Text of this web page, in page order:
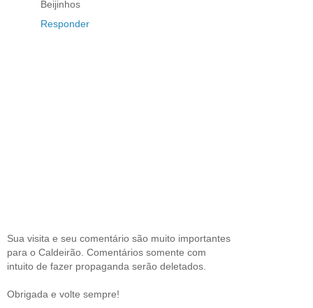
Beijinhos
Responder
Sua visita e seu comentário são muito importantes
para o Caldeirão. Comentários somente com
intuito de fazer propaganda serão deletados.
Obrigada e volte sempre!